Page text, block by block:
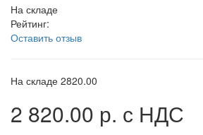
На складе
Рейтинг:
Оставить отзыв
На складе 2820.00
2 820.00 р. с НДС